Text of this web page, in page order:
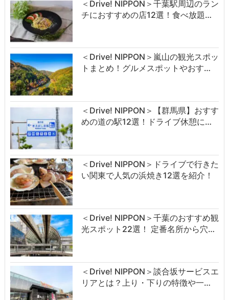
＜Drive! NIPPON＞千葉駅周辺のラン
チにおすすめの店12選！食べ放題…
＜Drive! NIPPON＞嵐山の観光スポッ
トまとめ！グルメスポットやおす…
＜Drive! NIPPON＞【群馬県】おすす
めの道の駅12選！ドライブ休憩に…
＜Drive! NIPPON＞ドライブで行きた
い関東で人気の浜焼き12選を紹介！
＜Drive! NIPPON＞千葉のおすすめ観
光スポット22選！ 定番名所から穴…
＜Drive! NIPPON＞談合坂サービスエ
リアとは？上り・下りの特徴や一…